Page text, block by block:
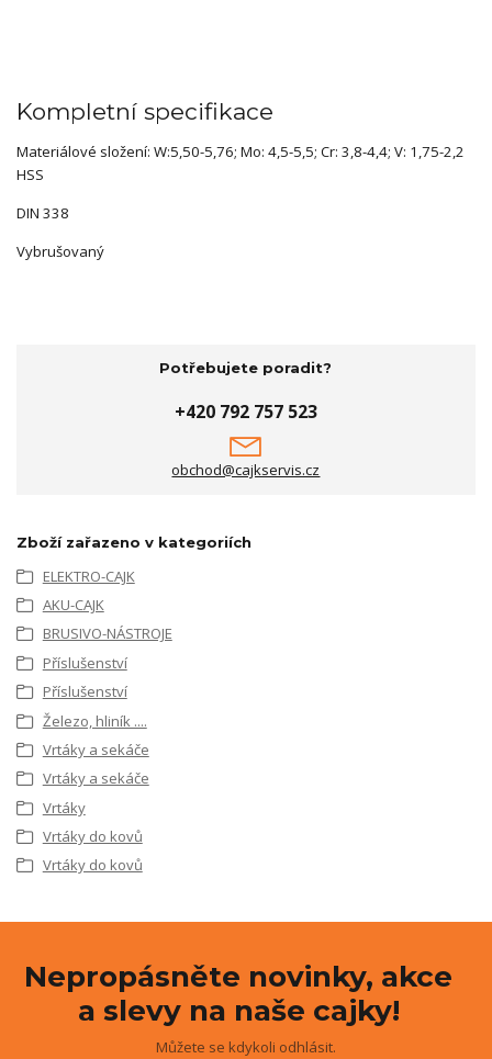
Kompletní specifikace
Materiálové složení: W:5,50-5,76; Mo: 4,5-5,5; Cr: 3,8-4,4; V: 1,75-2,2
HSS
DIN 338
Vybrušovaný
Potřebujete poradit?
+420 792 757 523
obchod@cajkservis.cz
Zboží zařazeno v kategoriích
ELEKTRO-CAJK
AKU-CAJK
BRUSIVO-NÁSTROJE
Příslušenství
Příslušenství
Železo, hliník ....
Vrtáky a sekáče
Vrtáky a sekáče
Vrtáky
Vrtáky do kovů
Vrtáky do kovů
Nepropásněte novinky, akce
a slevy na naše cajky!
Můžete se kdykoli odhlásit.